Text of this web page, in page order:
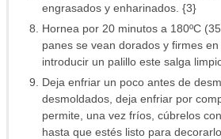
engrasados y enharinados. {3}
Hornea por 20 minutos a 180ºC
panes se vean dorados y firmes
introducir un palillo este salga
Deja enfriar un poco antes de
desmoldados, deja enfriar por
permite, una vez fríos, cúbrelos
hasta que estés listo para decorarlo.